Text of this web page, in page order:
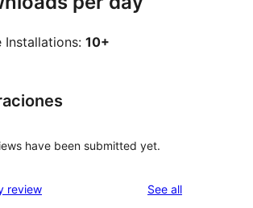
Installations: 10+
have been submitted yet.
review See allreviews